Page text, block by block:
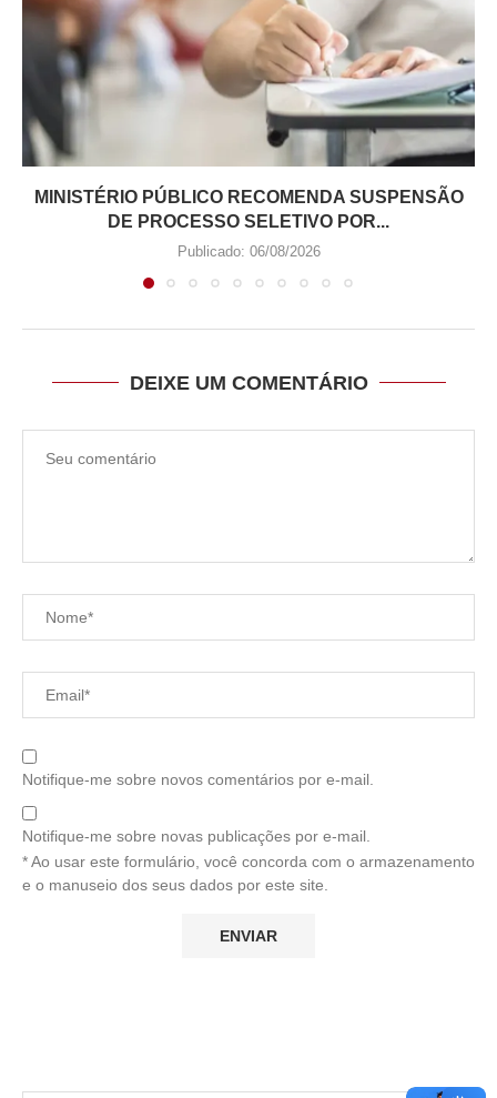
MINISTÉRIO PÚBLICO RECOMENDA SUSPENSÃO
DE PROCESSO SELETIVO POR...
Publicado: 06/08/2026
DEIXE UM COMENTÁRIO
Notifique-me sobre novos comentários por e-mail.
Notifique-me sobre novas publicações por e-mail.
* Ao usar este formulário, você concorda com o armazenamento
e o manuseio dos seus dados por este site.